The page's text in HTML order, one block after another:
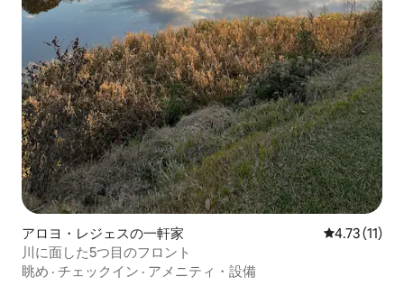
アロヨ・レジェスの一軒家 レビュー11
4.73 (11)
川に面した5つ目のフロント
眺め · チェックイン · アメニティ・設備